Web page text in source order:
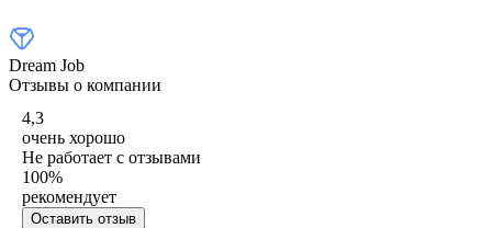
Dream Job
Отзывы о компании
4,3
очень хорошо
Не работает с отзывами
100%
рекомендует
Оставить отзыв